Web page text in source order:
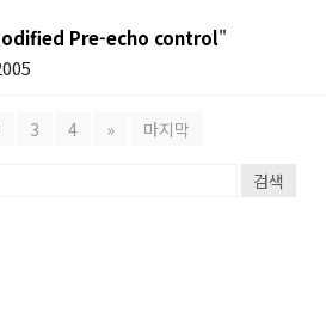
Pre-echo control"
3 4 » 마지막
검색